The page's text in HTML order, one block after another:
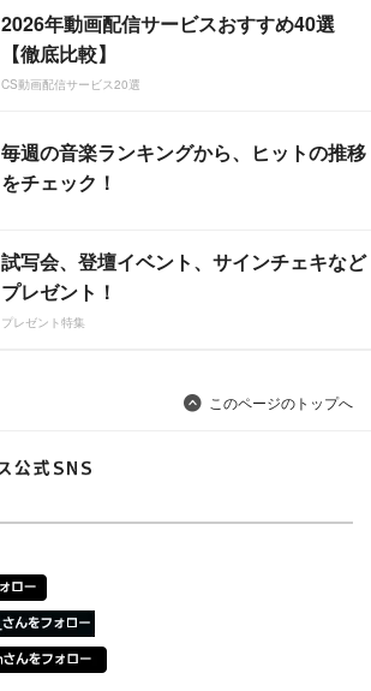
2026年動画配信サービスおすすめ40選
【徹底比較】
CS動画配信サービス20選
毎週の音楽ランキングから、ヒットの推移
をチェック！
試写会、登壇イベント、サインチェキなど
プレゼント！
プレゼント特集
このページのトップへ